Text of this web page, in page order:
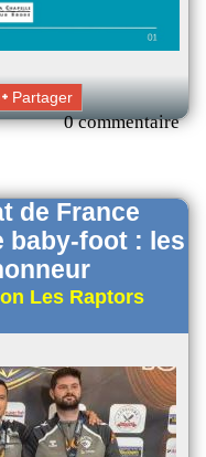
Partager
0 commentaire
de France
baby-foot : les
Les Raptors